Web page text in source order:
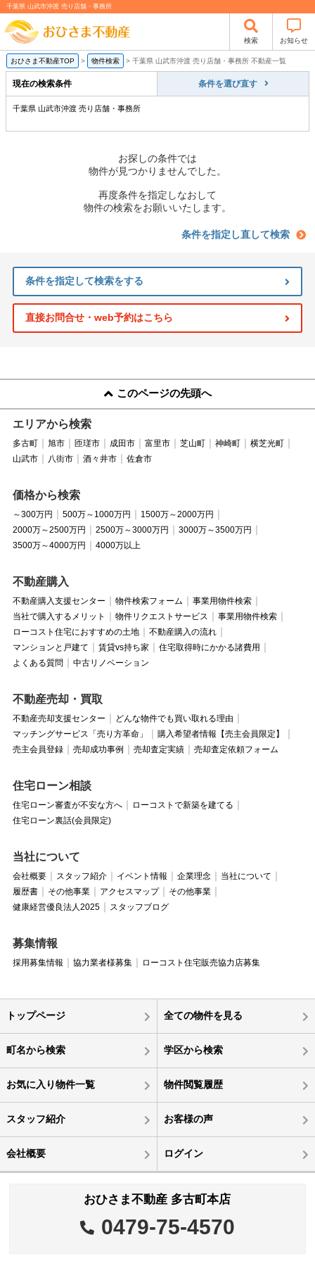
千葉県 山武市沖渡 売り店舗・事務所
検索 お知らせ
おひさま不動産TOP > 物件検索 > 千葉県 山武市沖渡 売り店舗・事務所 不動産一覧
現在の検索条件 条件を選び直す
千葉県 山武市沖渡 売り店舗・事務所
お探しの条件では
物件が見つかりませんでした。
再度条件を指定しなおして
物件の検索をお願いいたします。
条件を指定し直して検索
条件を指定して検索をする
直接お問合せ・web予約はこちら
このページの先頭へ
エリアから検索
多古町 旭市 匝瑳市 成田市 富里市 芝山町 神崎町
横芝光町
山武市
八街市 酒々井市 佐倉市
価格から検索
～300万円 500万～1000万円
1500万～2000万円
2000万～2500万円
2500万～3000万円
3000万～3500万円
3500万～4000万円
4000万以上
不動産購入
不動産購入支援センター 物件検索フォーム
事業用物件検索
当社で購入するメリット
物件リクエストサービス
事業用物件検索
ローコスト住宅におすすめの土地
不動産購入の流れ
マンションと戸建て
賃貸vs持ち家
住宅取得時にかかる諸費用
よくある質問
中古リノベーション
不動産売却・買取
不動産売却支援センター
どんな物件でも買い取れる理由
マッチングサービス「売り方革命」
購入希望者情報【売主会員限定】
売主会員登録
売却成功事例 売却査定実績 売却査定依頼フォーム
住宅ローン相談
住宅ローン審査が不安な方へ
ローコストで新築を建てる
住宅ローン裏話(会員限定)
当社について
会社概要 スタッフ紹介 イベント情報 企業理念
当社について
履歴書
その他事業 アクセスマップ
その他事業
健康経営優良法人2025
スタッフブログ
募集情報
採用募集情報 協力業者様募集 ローコスト住宅販売協力店募集
トップページ 全ての物件を見る
町名から検索 学区から検索
お気に入り物件一覧 物件閲覧履歴
スタッフ紹介 お客様の声
会社概要 ログイン
おひさま不動産 多古町本店
0479-75-4570